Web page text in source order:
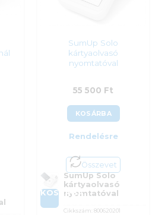
SumUp Solo
kártyaolvasó
nyomtatóval
55 500 Ft
KOSÁRBA
Rendelésre
Összevet
KOSÁRBA
SumUp Solo
kártyaolvasó
nyomtatóval
Cikkszám: 800620201